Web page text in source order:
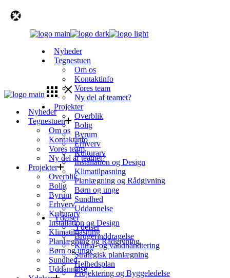
Nyheder
Tegnestuen
Om os
Kontaktinfo
Vores team
Ny del af teamet?
Projekter
Overblik
Bolig
Byrum
Erhverv
Kulturarv
Installation og Design
Klimatilpasning
Planlægning og Rådgivning
Børn og unge
Sundhed
Uddannelse
Ydelser
Ydelser
Brugerinddragelse
Klima- og vandhåndtering
Strategisk planlægning
Helhedsplan
Projektering og Byggeledelse
Nyheder
Tegnestuen
Om os
Kontaktinfo
Vores team
Ny del af teamet?
Projekter
Overblik
Bolig
Byrum
Erhverv
Kulturarv
Installation og Design
Klimatilpasning
Planlægning og Rådgivning
Børn og unge
Sundhed
Uddannelse